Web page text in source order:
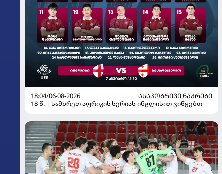
18:04/06-08-2026
ᲐᲡᲐᲙᲝᲑᲠᲘᲕᲘ ᲜᲐᲙᲠᲔᲑᲘ
18 წ. | სამხრეთ აფრიკის სერიას ინგლისით ვიწყებთ